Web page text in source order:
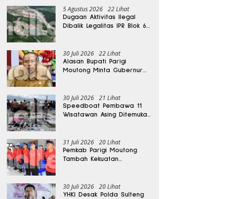
5 Agustus 2026 22 Lihat
Dugaan Aktivitas Ilegal
Dibalik Legalitas IPR Blok 6
30 Juli 2026 22 Lihat
Alasan Bupati Parigi
Moutong Minta Gubernur
30 Juli 2026 21 Lihat
Speedboat Pembawa 11
Wisatawan Asing Ditemukan
31 Juli 2026 20 Lihat
Pemkab Parigi Moutong
Tambah Kekuatan
30 Juli 2026 20 Lihat
YHKI Desak Polda Sulteng